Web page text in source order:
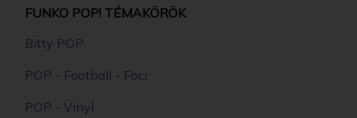
FUNKO POP! TÉMAKÖRÖK
Bitty POP
POP - Football - Foci
POP - Vinyl